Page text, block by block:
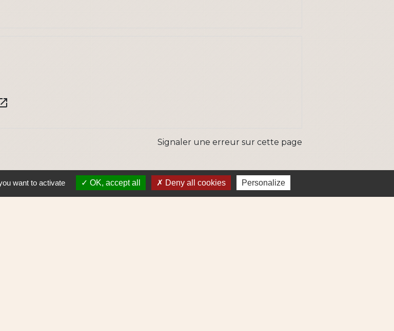
Signaler une erreur sur cette page
want to activate OK, accept all Deny all cookies Personalize